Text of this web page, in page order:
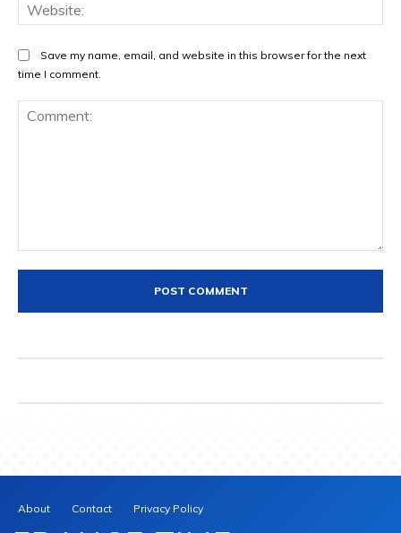
Save my name, email, and website in this browser for the next
time I comment.
About Contact Privacy Policy